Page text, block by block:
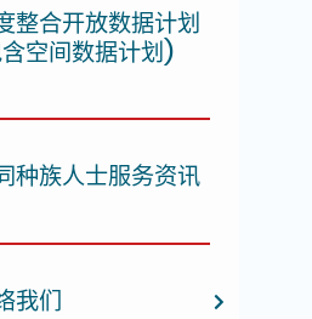
整合开放数据计划
空间数据计划)
种族人士服务资讯
我们